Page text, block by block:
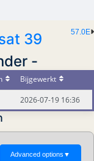
57.0E
39
-
Bijgewerkt
2026-07-19 16:36
Advanced options ▼